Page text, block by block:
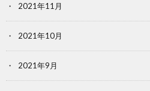
2021年11月
2021年10月
2021年9月